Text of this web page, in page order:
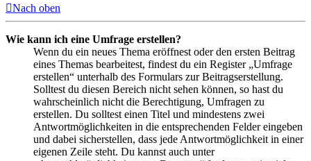
Nach oben
Wie kann ich eine Umfrage erstellen?
Wenn du ein neues Thema eröffnest oder den ersten Beitrag
eines Themas bearbeitest, findest du ein Register „Umfrage
erstellen“ unterhalb des Formulars zur Beitragserstellung.
Solltest du diesen Bereich nicht sehen können, so hast du
wahrscheinlich nicht die Berechtigung, Umfragen zu
erstellen. Du solltest einen Titel und mindestens zwei
Antwortmöglichkeiten in die entsprechenden Felder eingeben
und dabei sicherstellen, dass jede Antwortmöglichkeit in einer
eigenen Zeile steht. Du kannst auch unter